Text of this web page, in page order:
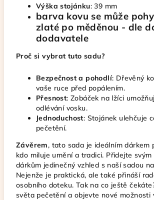
Výška stojánku: 39 mm
barva kovu se může
zlaté po měděnou - dle
dodavatele
Proč si vybrat tuto sadu?
Bezpečnost a pohodlí: Dřevěný
vaše ruce před popálením.
Přesnost: Zobáček na lžíci
odlévání vosku.
Jednoduchost: Stojánek ulehčuje
pečetění.
Závěrem, tato sada je ideálním dárkem
kdo miluje umění a tradici. Přidejte
dárkům jedinečný vzhled s naší sadou
Nejenže je praktická, ale také přináší
osobního doteku. Tak na co ještě
světa pečetění a objevte nové možnosti